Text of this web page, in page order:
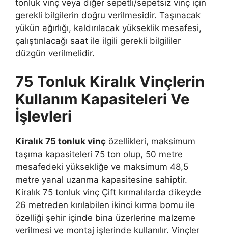
tonluk vinç veya diğer sepetli/sepetsiz vinç için
gerekli bilgilerin doğru verilmesidir. Taşınacak
yükün ağırlığı, kaldırılacak yükseklik mesafesi,
çalıştırılacağı saat ile ilgili gerekli bilgililer
düzgün verilmelidir.
75 Tonluk Kiralık Vinçlerin
Kullanım Kapasiteleri Ve
İşlevleri
Kiralık 75 tonluk vinç özellikleri, maksimum
taşıma kapasiteleri 75 ton olup, 50 metre
mesafedeki yüksekliğe ve maksimum 48,5
metre yanal uzanma kapasitesine sahiptir.
Kiralık 75 tonluk vinç Çift kırmalılarda dikeyde
26 metreden kırılabilen ikinci kırma bomu ile
özelliği şehir içinde bina üzerlerine malzeme
verilmesi ve montaj işlerinde kullanılır. Vinçler